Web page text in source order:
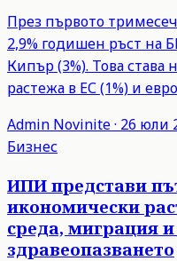
През първото
2,9% годишен ръст на
Кипър (3%). Това става
растежа в ЕС (1%) и
Admin Novinite· 26 юли
Бизнес
ИПИ представи
икономически
среда, миграция
здравеопазването